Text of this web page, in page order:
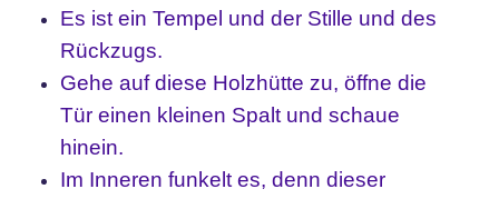
Es ist ein Tempel und der Stille und des
Rückzugs.
Gehe auf diese Holzhütte zu, öffne die
Tür einen kleinen Spalt und schaue
hinein.
Im Inneren funkelt es, denn dieser